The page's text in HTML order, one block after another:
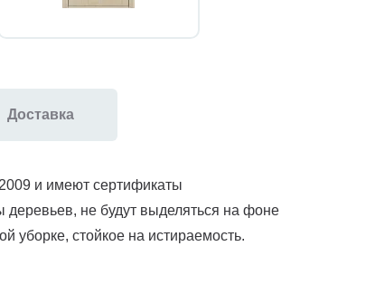
Доставка
и имеют сертификаты
не будут выделяться на фоне
уборке, стойкое на истираемость.